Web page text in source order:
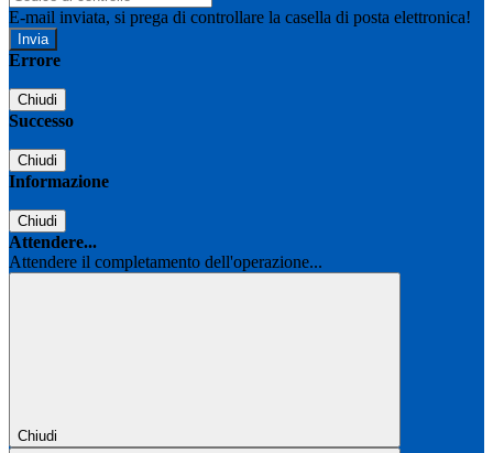
E-mail inviata, si prega di controllare la casella di posta elettronica!
Errore
Chiudi
Successo
Chiudi
Informazione
Chiudi
Attendere...
Attendere il completamento dell'operazione...
Chiudi